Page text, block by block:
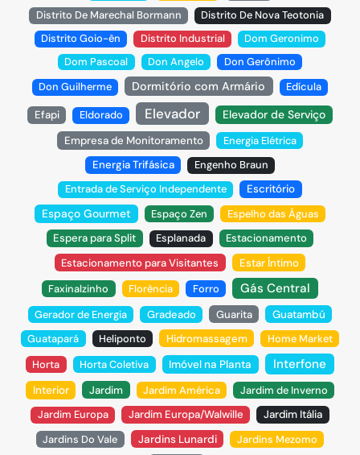
Distrito De Marechal Bormann
Distrito De Nova Teotonia
Distrito Goio-ên
Distrito Industrial
Dom Geronimo
Dom Pascoal
Don Angelo
Don Gerônimo
Don Guilherme
Dormitório com Armário Edícula
Efapi Eldorado Elevador Elevador de Serviço
Empresa de Monitoramento
Energia Elétrica
Energia Trifásica
Engenho Braun
Entrada de Serviço Independente
Escritório
Espaço Gourmet Espaço Zen
Espelho das Águas
Espera para Split
Esplanada
Estacionamento
Estacionamento para Visitantes
Estar Íntimo
Faxinalzinho
Florência Forro Gás Central
Gerador de Energia Gradeado Guarita
Guatambú
Guatapará
Heliponto Hidromassagem
Home Market
Horta
Horta Coletiva Imóvel na Planta Interfone
Interior Jardim Jardim América
Jardim de Inverno
Jardim Europa
Jardim Europa/Walwille
Jardim Itália
Jardins Do Vale
Jardins Lunardi
Jardins Mezomo